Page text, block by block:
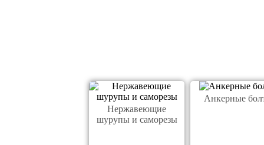
Нержавеющие
шурупы и саморезы
Анкерные